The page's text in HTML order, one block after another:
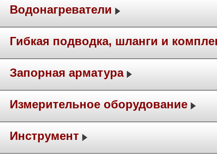
Водонагреватели
Гибкая подводка, шланги и
Запорная арматура
Измерительное оборудование
Инструмент